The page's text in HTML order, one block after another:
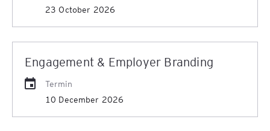
23 October 2026
Engagement & Employer Branding
Termin
10 December 2026